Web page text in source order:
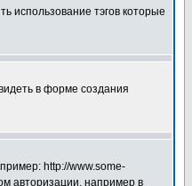
использование тэгов которые
в форме создания
http://www.some-
авторизации, например в